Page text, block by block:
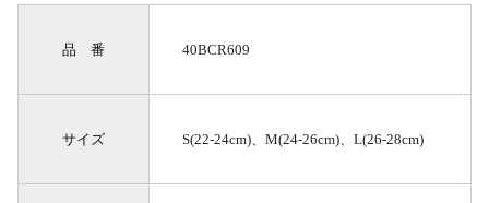
品 番 40BCR609
サイズ S(22-24cm)、M(24-26cm)、L(26-28cm)